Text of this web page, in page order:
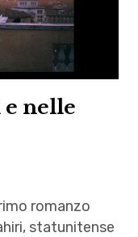
nelle
romanzo
statunitense